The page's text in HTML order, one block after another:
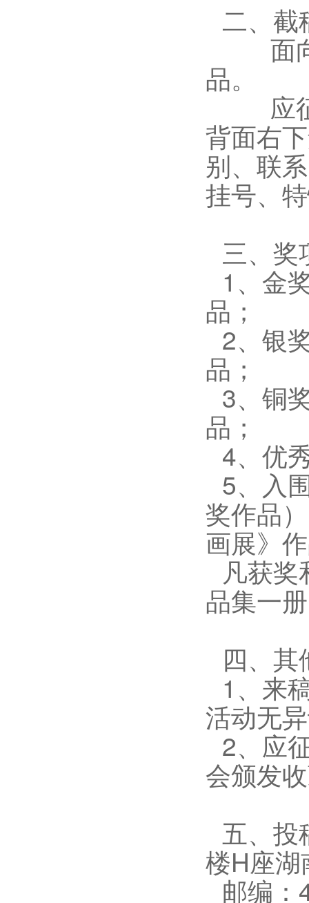
二、截
面向
品。
应征
背面右
别、联
挂号、
三、奖
1、金
品；
2、银
品；
3、铜
品；
4、优
5、入
奖作品
画展》
凡获
品集一
四、其
1、来
活动无
2、应
会颁发
五、投
楼H座
邮编：